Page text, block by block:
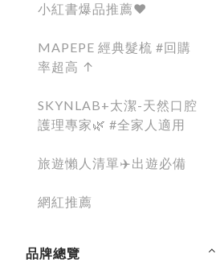
小紅書爆品推薦❤️
MAPEPE 經典髮梳 #回購
率超高 ↑
SKYNLAB+太潔-天然口腔
護理專家🌿 #全家人適用
旅遊懶人清單✈️出遊必備
網紅推薦
品牌總覽